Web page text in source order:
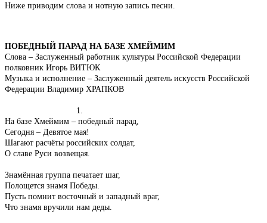
Ниже приводим слова и нотную запись песни.
ПОБЕДНЫЙ ПАРАД НА БАЗЕ ХМЕЙМИМ
Слова – Заслуженный работник культуры Российской Федерации
полковник Игорь ВИТЮК
Музыка и исполнение – Заслуженный деятель искусств Российской
Федерации Владимир ХРАПКОВ
1.
На базе Хмеймим – победный парад,
Сегодня – Девятое мая!
Шагают расчёты российских солдат,
О славе Руси возвещая.
Знамённая группа печатает шаг,
Полощется знамя Победы.
Пусть помнит восточный и западный враг,
Что знамя вручили нам деды.